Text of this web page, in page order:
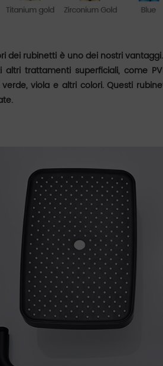
dei rubinetti è uno dei nostri
altri trattamenti superficiali, come
viola e altri colori. Questi